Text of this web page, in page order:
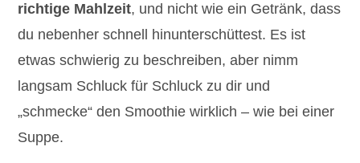
richtige Mahlzeit, und nicht wie ein Getränk, dass
du nebenher schnell hinunterschüttest. Es ist
etwas schwierig zu beschreiben, aber nimm
langsam Schluck für Schluck zu dir und
„schmecke“ den Smoothie wirklich – wie bei einer
Suppe.